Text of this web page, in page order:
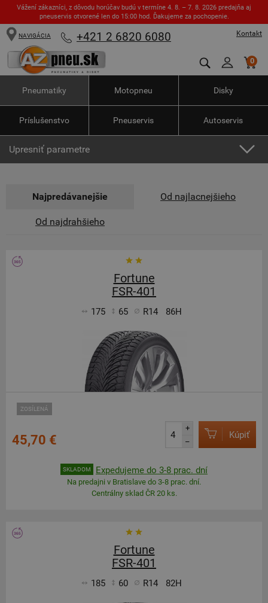
Vážení zákazníci, z dôvodu horúčav budú v termíne 4. 8. – 7. 8. 2026 predajňa aj
pneuservis otvorené len do 15:00 hod. Ďakujeme za pochopenie.
Kontakt
NAVIGÁCIA +421 2 6820 6080
0
Pneumatiky Motopneu Disky
Príslušenstvo Pneuservis Autoservis
Upresniť parametre
Najpredávanejšie Od najlacnejšieho
Od najdrahšieho
Fortune
FSR-401
175 65 R14 86H
ZOSÍLENÁ
45,70 €
+
–
Kúpiť
SKLADOM Expedujeme do 3-8 prac. dní
Na predajni v Bratislave do 3-8 prac. dní.
Centrálny sklad ČR 20 ks.
Fortune
FSR-401
185 60 R14 82H